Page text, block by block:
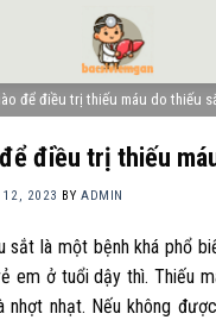
để điều trị thiếu máu do thiếu
điều trị thiếu
12, 2023 BYADMIN
sắt là một bệnh khá phổ
em ở tuổi dậy thì. Thiếu
nhợt nhạt. Nếu không